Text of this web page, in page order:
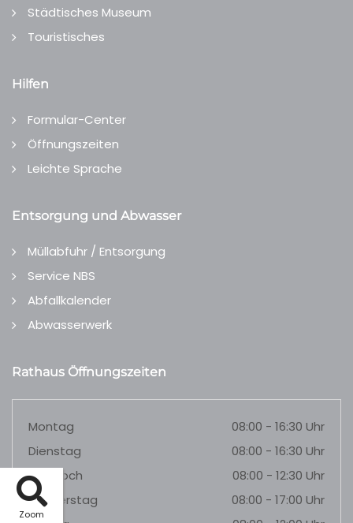
Zoom
Städtisches Museum
Touristisches
Hilfen
Formular-Center
Öffnungszeiten
Leichte Sprache
Entsorgung und Abwasser
Müllabfuhr / Entsorgung
Service NBS
Abfallkalender
Abwasserwerk
Rathaus Öffnungszeiten
Montag
08:00 - 16:30 Uhr
Dienstag
08:00 - 16:30 Uhr
Mittwoch
08:00 - 12:30 Uhr
Donnerstag
08:00 - 17:00 Uhr